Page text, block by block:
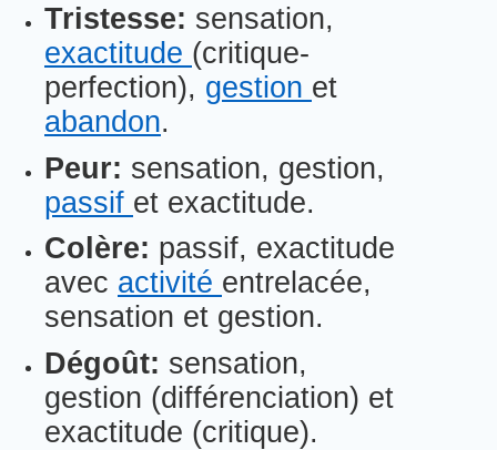
Tristesse: sensation,
exactitude (critique-
perfection), gestion et
abandon.
Peur: sensation, gestion,
passif et exactitude.
Colère: passif, exactitude
avec activité entrelacée,
sensation et gestion.
Dégoût: sensation,
gestion (différenciation) et
exactitude (critique).